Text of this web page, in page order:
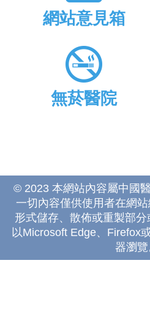
網站意見箱
無菸醫院
© 2023 本網站內容屬中國
一切內容僅供使用者在網
形式儲存、散佈或重製部
以Microsoft Edge、Firefox
器瀏覽